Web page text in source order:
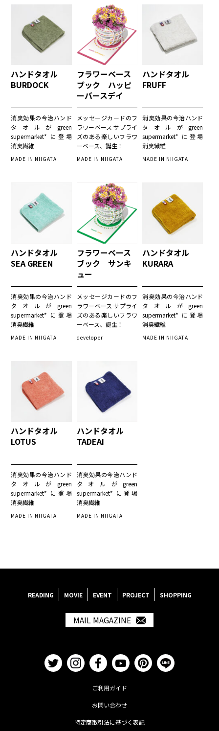
ハンドタオル
BURDOCK
消臭効果の今治ハンド
タオルがgreen
supermarket* に登場
消臭繊維
MADE IN NIIGATA
フラワーベース
ブック ハッピ
ーバースデイ
メッセージカードのフ
ラワーベース サプライ
ズのある楽しいフラワ
ーベース、誕生！
MADE IN NIIGATA
ハンドタオル
FRUFF
消臭効果の今治ハンド
タオルがgreen
supermarket* に登場
消臭繊維
MADE IN NIIGATA
ハンドタオル
SEA GREEN
消臭効果の今治ハンド
タオルがgreen
supermarket* に登場
消臭繊維
MADE IN NIIGATA
フラワーベース
ブック サンキ
ュー
メッセージカードのフ
ラワーベース サプライ
ズのある楽しいフラワ
ーベース、誕生！
developer
ハンドタオル
KURARA
消臭効果の今治ハンド
タオルがgreen
supermarket* に登場
消臭繊維
MADE IN NIIGATA
ハンドタオル
LOTUS
消臭効果の今治ハンド
タオルがgreen
supermarket* に登場
消臭繊維
MADE IN NIIGATA
ハンドタオル
TADEAI
消臭効果の今治ハンド
タオルがgreen
supermarket* に登場
消臭繊維
MADE IN NIIGATA
READING MOVIE EVENT PROJECT SHOPPING
MAIL MAGAZINE
ご利用ガイド
お問い合わせ
特定商取引法に基づく表記